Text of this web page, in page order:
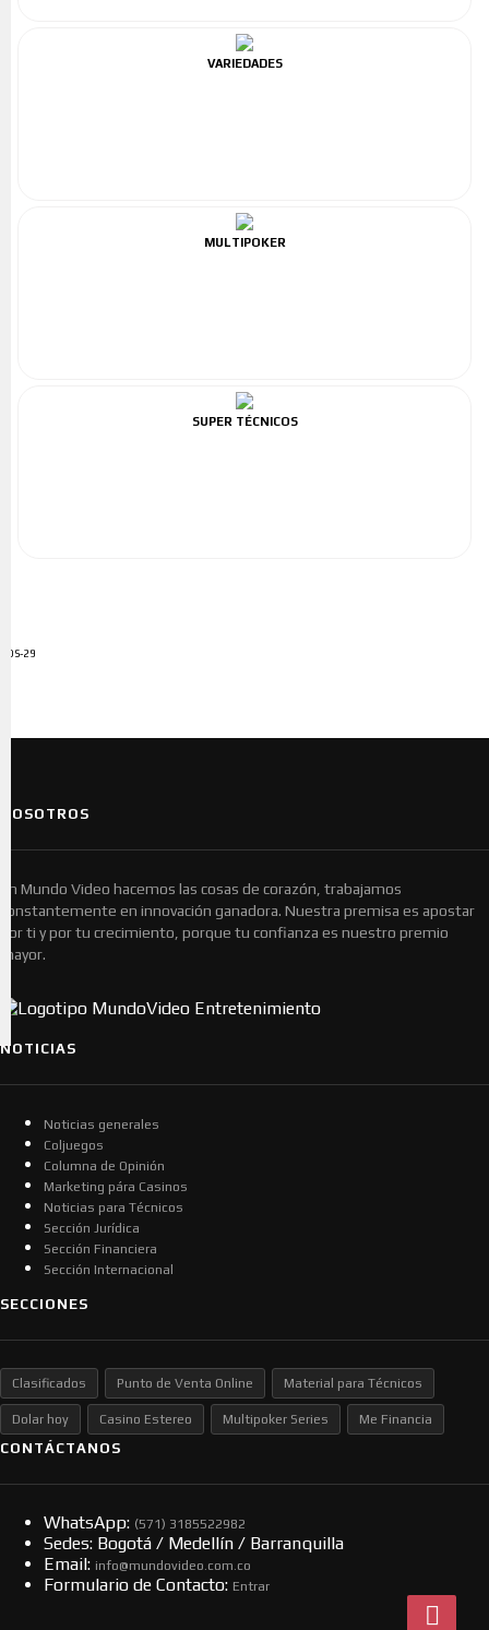
VARIEDADES
MULTIPOKER
SUPER TÉCNICOS
ADS-29
NOSOTROS
En Mundo Video hacemos las cosas de corazón, trabajamos
constantemente en innovación ganadora. Nuestra premisa es apostar
por ti y por tu crecimiento, porque tu confianza es nuestro premio
mayor.
NOTICIAS
Noticias generales
Coljuegos
Columna de Opinión
Marketing pára Casinos
Noticias para Técnicos
Sección Jurídica
Sección Financiera
Sección Internacional
SECCIONES
Clasificados Punto de Venta Online Material para Técnicos
Dolar hoy Casino Estereo Multipoker Series Me Financia
CONTÁCTANOS
WhatsApp: (57​​1) 3185522982
Sedes: Bogotá / Medellín / Barranquilla
Email: info@mundovideo.com.co
Formulario de Contacto: Entrar